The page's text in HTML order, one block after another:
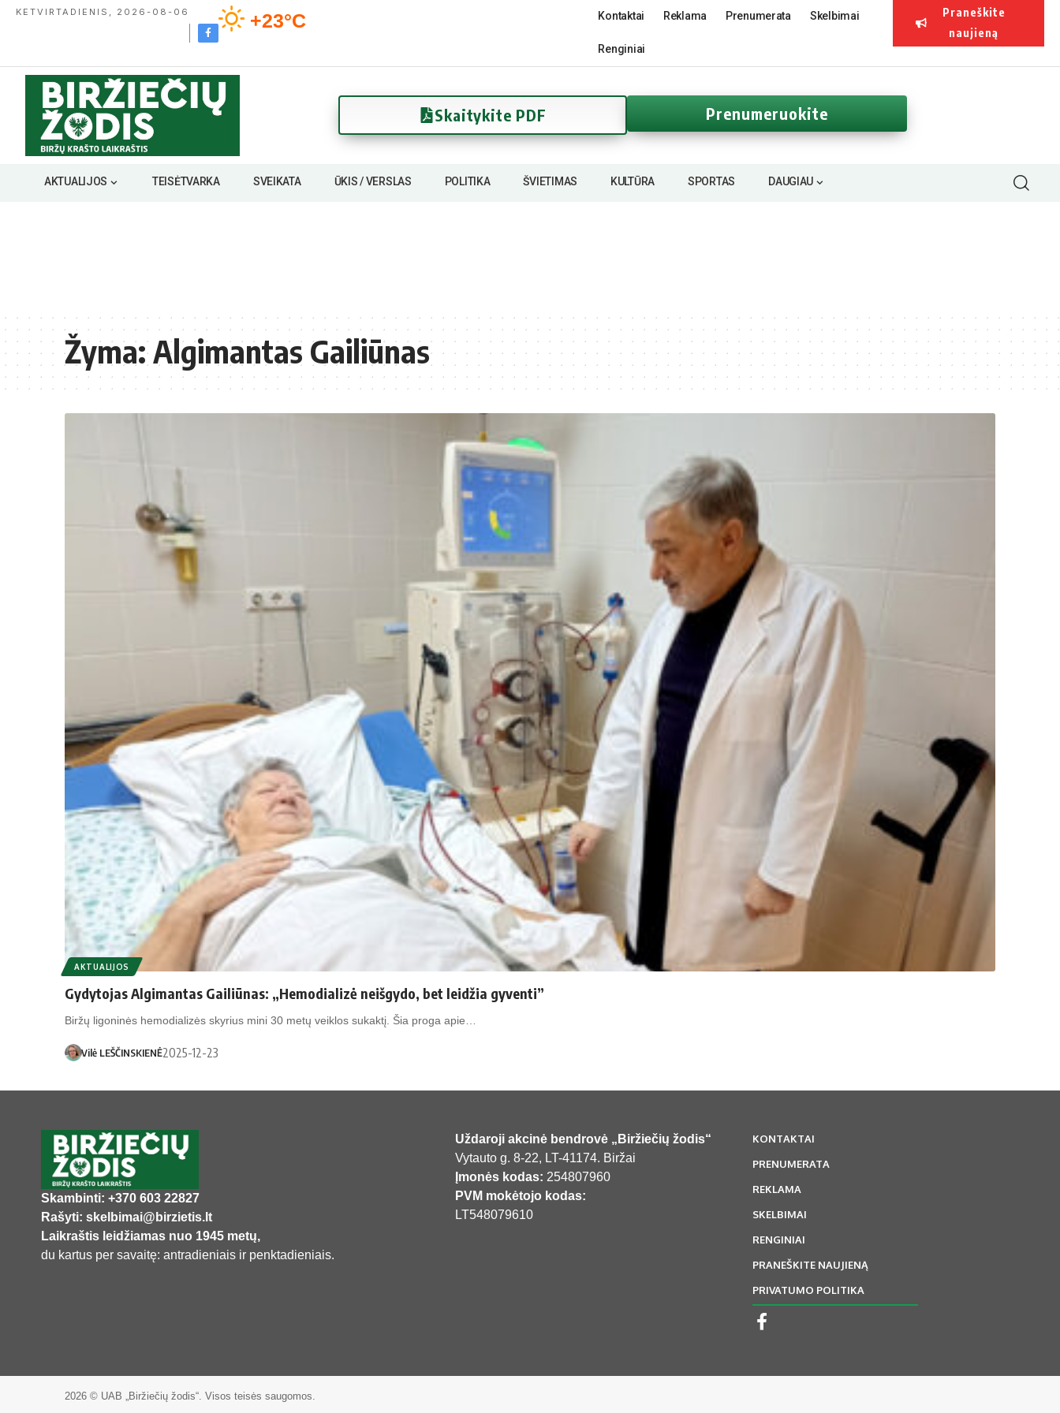
KETVIRTADIENIS, 2026-08-06 +23°C Kontaktai Reklama Prenumerata Skelbimai
Renginiai
Praneškite
naujieną
Skaitykite PDF Prenumeruokite
AKTUALIJOS TEISĖTVARKA SVEIKATA ŪKIS / VERSLAS POLITIKA ŠVIETIMAS KULTŪRA SPORTAS DAUGIAU
Žyma:Algimantas Gailiūnas
AKTUALIJOS
Gydytojas Algimantas Gailiūnas: „Hemodializė neišgydo, bet leidžia gyventi”
Biržų ligoninės hemodializės skyrius mini 30 metų veiklos sukaktį. Šia proga apie…
Vilė LEŠČINSKIENĖ2025-12-23
Skambinti: +370 603 22827
Rašyti: skelbimai@birzietis.lt
Laikraštis leidžiamas nuo 1945 metų,
du kartus per savaitę: antradieniais ir penktadieniais.
Uždaroji akcinė bendrovė „Biržiečių žodis“
Vytauto g. 8-22, LT-41174. Biržai
Įmonės kodas: 254807960
PVM mokėtojo kodas:
LT548079610
KONTAKTAI
PRENUMERATA
REKLAMA
SKELBIMAI
RENGINIAI
PRANEŠKITE NAUJIENĄ
PRIVATUMO POLITIKA
2026 © UAB „Biržiečių žodis“. Visos teisės saugomos.